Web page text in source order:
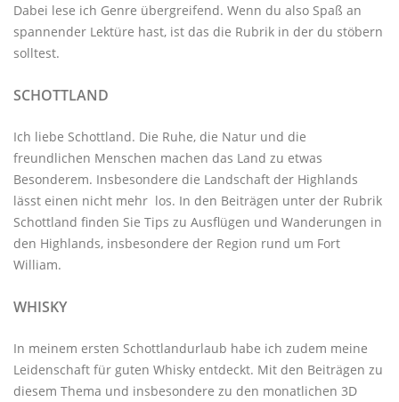
Dabei lese ich Genre übergreifend. Wenn du also Spaß an
spannender Lektüre hast, ist das die Rubrik in der du stöbern
solltest.
SCHOTTLAND
Ich liebe Schottland. Die Ruhe, die Natur und die
freundlichen Menschen machen das Land zu etwas
Besonderem. Insbesondere die Landschaft der Highlands
lässt einen nicht mehr los. In den Beiträgen unter der Rubrik
Schottland finden Sie Tips zu Ausflügen und Wanderungen in
den Highlands, insbesondere der Region rund um Fort
William.
WHISKY
In meinem ersten Schottlandurlaub habe ich zudem meine
Leidenschaft für guten Whisky entdeckt. Mit den Beiträgen zu
diesem Thema und insbesondere zu den monatlichen 3D